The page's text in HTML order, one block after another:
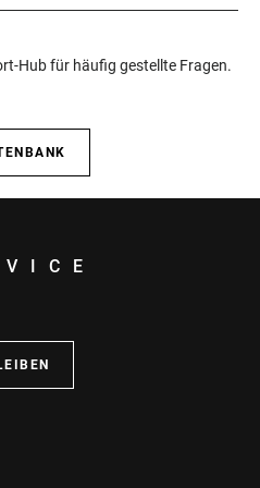
Hub für häufig gestellte Fragen.